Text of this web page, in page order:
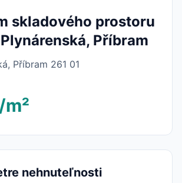
skladového prostoru
Plynárenská, Příbram
Příbram 261 01
nehnuteľnosti